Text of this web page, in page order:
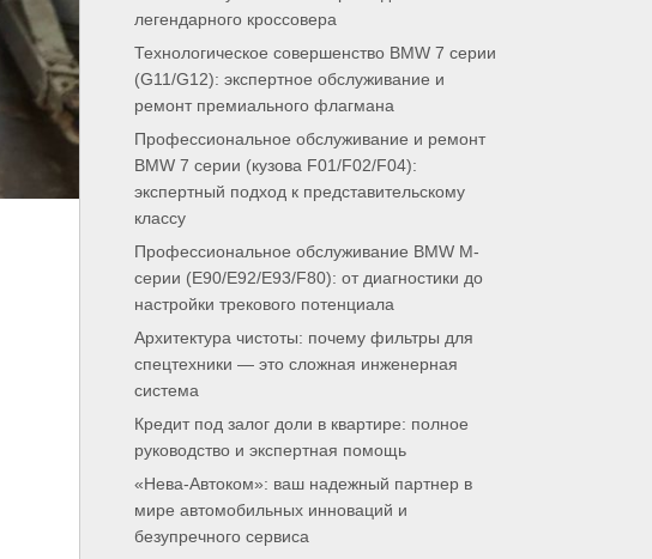
легендарного кроссовера
Технологическое совершенство BMW 7 серии
(G11/G12): экспертное обслуживание и
ремонт премиального флагмана
Профессиональное обслуживание и ремонт
BMW 7 серии (кузова F01/F02/F04):
экспертный подход к представительскому
классу
Профессиональное обслуживание BMW M-
серии (E90/E92/E93/F80): от диагностики до
настройки трекового потенциала
Архитектура чистоты: почему фильтры для
спецтехники — это сложная инженерная
система
Кредит под залог доли в квартире: полное
руководство и экспертная помощь
«Нева-Автоком»: ваш надежный партнер в
мире автомобильных инноваций и
безупречного сервиса